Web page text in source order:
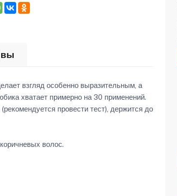
взгляд особенно выразительным, а
хватает примерно на 30 применений.
провести тест), держится до
волос.